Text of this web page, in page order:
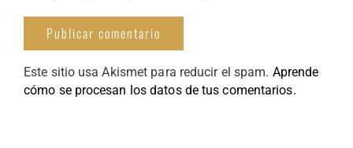
Este sitio usa Akismet para reducir el spam. Aprende
cómo se procesan los datos de tus comentarios.